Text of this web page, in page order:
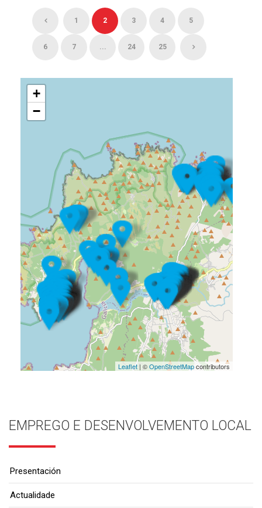
1 2 3 4 5
6 7 ... 24 25
+
−
Leaflet| ©OpenStreetMapcontributors
EMPREGO E DESENVOLVEMENTO LOCAL
Presentación
Actualidade